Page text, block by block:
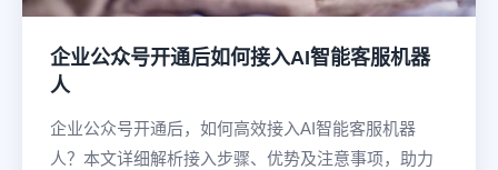
企业公众号开通后如何接入AI智能客服机器
人
企业公众号开通后，如何高效接入AI智能客服机器
人？本文详细解析接入步骤、优势及注意事项，助力